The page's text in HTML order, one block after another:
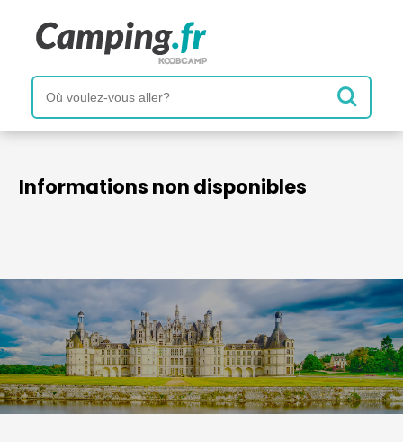
Informations non disponibles